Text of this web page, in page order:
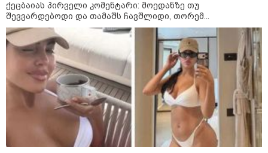
ზელენსკიმ ფედოროვის
შემდეგ, სირსკიც გაუშვა - ვინ
იქნება უკრაინის შეიარაღებული
ძალების ახალი
მთავარსარდალი?
კატეგორიის ყველა სიახლე
ქეცბაიას პირველი კომენტარი: მოედანზე თუ
შევვარდებოდი და თამაშს ჩავშლიდი, თორემ...